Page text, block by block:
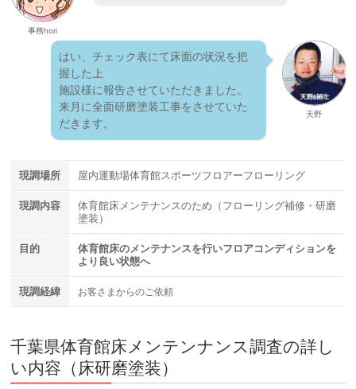
事務hori
天野
はい、チェック表にて床面の状況を把
握した上
施設様に報告させていただきました。
来月に全面研磨塗装工事をさせていた
だきます。
現調場所 屋内運動場体育館スポーツフロアーフローリング
現調内容
体育館床メンテナンスのため（フローリング補修・研磨
塗装）
目的
体育館床のメンテナンスを行いフロアコンディションを
より良い状態へ
現調経緯 お客さまからのご依頼
千葉県体育館床メンテンナンス調査の詳し
い内容（床研磨塗装）